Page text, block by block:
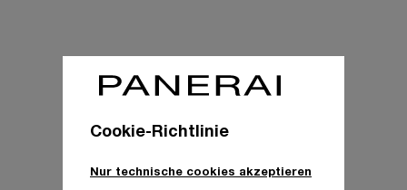
Cookie-Richtlinie
Nur technische cookies akzeptieren